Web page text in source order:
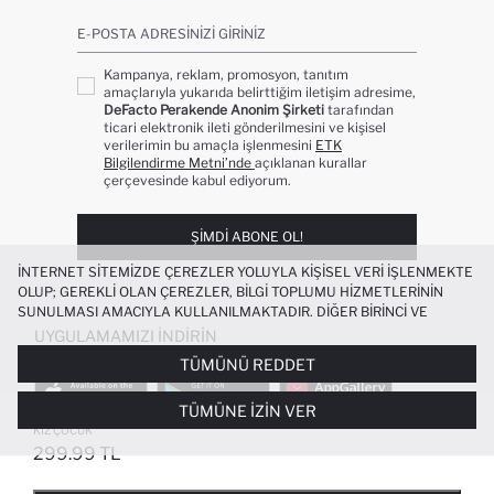
%100 PAMUK RELAX FIT BASKILI TIŞÖRT
KIZ ÇOCUK
299.99 TL
E-POSTA ADRESINIZI GIRINIZ
Kampanya, reklam, promosyon, tanıtım
amaçlarıyla yukarıda belirttiğim iletişim adresime,
DeFacto Perakende Anonim Şirketi tarafından
ticari elektronik ileti gönderilmesini ve kişisel
verilerimin bu amaçla işlenmesini ETK
Bilgilendirme Metni’nde açıklanan kurallar
çerçevesinde kabul ediyorum.
ŞIMDI ABONE OL!
UYGULAMAMIZI İNDIRIN
POPÜLER KATEGORILER
İNTERNET SITEMIZDE ÇEREZLER YOLUYLA KIŞISEL VERI IŞLENMEKTE
OLUP; GEREKLI OLAN ÇEREZLER, BILGI TOPLUMU HIZMETLERININ
SUNULMASI AMACIYLA KULLANILMAKTADIR. DIĞER BIRINCI VE
ÜÇÜNCÜ TARAF ÇEREZLER ISE SIZE DAHA IYI BIR ALIŞVERIŞ
DENEYIMI SUNULABILMESI, SITEMIZIN DAHA IŞLEVSEL KILINMASI VE
KIŞISELLEŞTIRMESI VE AÇIK RIZA VERMENIZ HALINDE, SIZLERE
YÖNELIK PAZARLAMA FAALIYETLERININ YAPILMASI AMAÇLARIYLA
SINIRLI OLARAK KULLANILACAKTIR. ÇEREZLERE DAIR TERCIHLERINIZI
ÇEREZ TERCIHLERIPANELI ARACILIĞIYLA HER ZAMAN YÖNETEBILIR,
ÇEREZLERLE ILGILI DAHA DETAYLI BILGIYE
TÜMÜNÜ REDDET
TÜMÜNE İZIN VER